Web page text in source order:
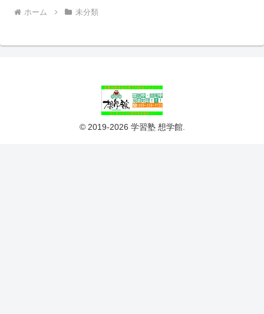
ホーム 未分類
© 2019-2026 学習塾 想学館.